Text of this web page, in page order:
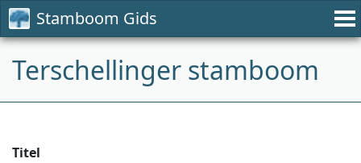
Stamboom Gids
Terschellinger stamboom
Titel